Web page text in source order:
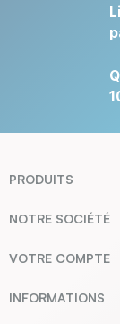
PRODUITS
NOTRE SOCIÉTÉ
VOTRE COMPTE
INFORMATIONS